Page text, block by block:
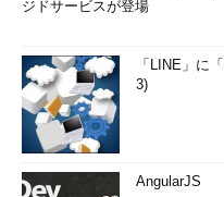
ジドサービスが登場
「LINE」に
3)
AngularJS